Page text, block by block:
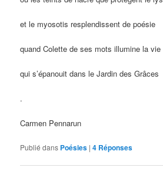
et le myosotis resplendissent de poésie
quand Colette de ses mots illumine la vie
qui s’épanouit dans le Jardin des Grâces
.
Carmen Pennarun
Publié dans Poésies |4 Réponses